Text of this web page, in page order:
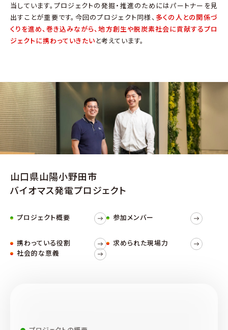
当しています。プロジェクトの発掘・推進のためにはパートナーを見
出すことが重要です。今回のプロジェクト同様、多くの人との関係づ
くりを進め、巻き込みながら、地方創生や脱炭素社会に貢献するプロ
ジェクトに携わっていきたい と考えています。
山口県山陽小野田市
バイオマス発電プロジェクト
プロジェクト概要 参加メンバー
携わっている役割
求められた現場力
社会的な意義